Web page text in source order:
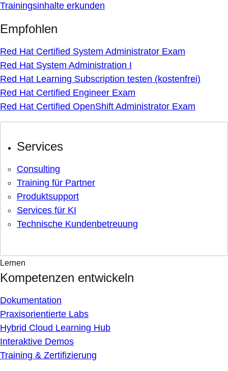
Trainingsinhalte erkunden
Empfohlen
Red Hat Certified System Administrator Exam
Red Hat System Administration I
Red Hat Learning Subscription testen (kostenfrei)
Red Hat Certified Engineer Exam
Red Hat Certified OpenShift Administrator Exam
Services
Consulting
Training für Partner
Produktsupport
Services für KI
Technische Kundenbetreuung
Lernen
Kompetenzen entwickeln
Dokumentation
Praxisorientierte Labs
Hybrid Cloud Learning Hub
Interaktive Demos
Training & Zertifizierung